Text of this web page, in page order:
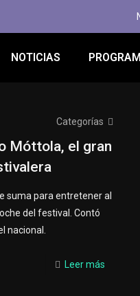
NOTICIAS
Categorías
Móttola, el gran
suma para entretener al
del festival. Contó
nacional.
Leer más